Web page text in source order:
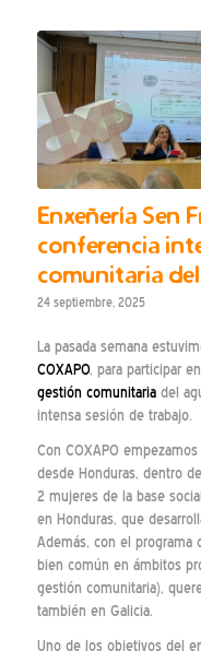
Enxeñería Sen
conferencia
comunitaria
24 septiembre, 2025
La pasada semana
COXAPO, para participar
gestión comunitariadel
intensa sesión de trabajo.
Con COXAPO
desde Honduras, dentro
2 mujeres de la base
en Honduras, que
Además, con el programa
bien común en ámbitos
gestión comunitaria),
también en Galicia.
Uno de los objetivos del